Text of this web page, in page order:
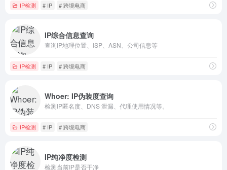
IP检测 # IP # 跨境电商
IP综合信息查询
查询IP地理位置、ISP、ASN、公司信息等
IP检测 # IP # 跨境电商
Whoer: IP伪装度查询
检测IP匿名度、DNS 泄漏、代理使用情况等。
IP检测 # IP # 跨境电商
IP纯净度检测
检测当前IP是否干净